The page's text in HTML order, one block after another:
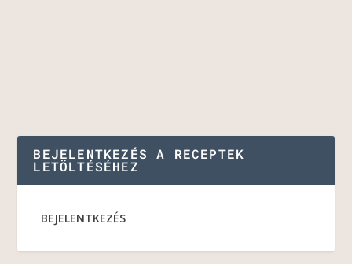
BEJELENTKEZÉS A RECEPTEK
LETÖLTÉSÉHEZ
BEJELENTKEZÉS